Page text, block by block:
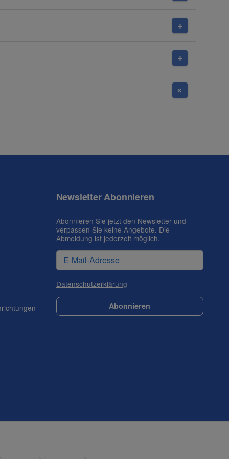
Newsletter Abonnieren
Abonnieren Sie jetzt den Newsletter und
verpassen Sie keine Angebote. Die
Abmeldung ist jederzeit möglich.
Datenschutzerklärung
Abonnieren